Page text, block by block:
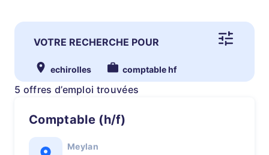
VOTRE RECHERCHE POUR
echirolles comptable hf
5 offres d’emploi trouvées
Comptable (h/f)
Meylan